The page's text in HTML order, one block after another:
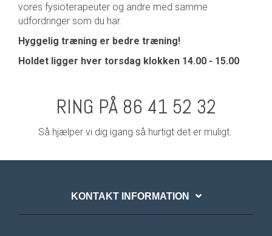
vores fysioterapeuter og andre med samme
udfordringer som du har.
Hyggelig træning er bedre træning!
Holdet ligger hver torsdag klokken 14.00 - 15.00
RING PÅ 86 41 52 32
Så hjælper vi dig igang så hurtigt det er muligt.
KONTAKT INFORMATION